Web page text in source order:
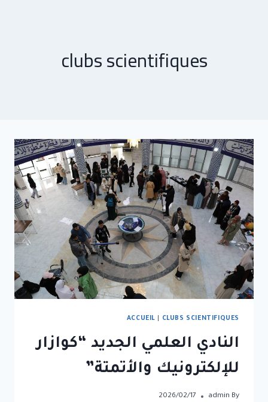
clubs scientifiques
ACCUEIL CLUBS SCIENTIFIQUES
النادي العلمي الجديد “كوازار
للإلكترونيك والأتمتة”
By
admin
2026/02/17